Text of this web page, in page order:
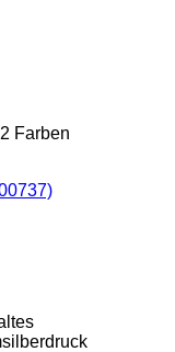
Farben